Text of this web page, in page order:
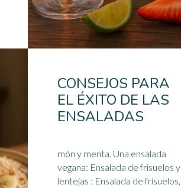
CONSEJOS PARA
EL ÉXITO DE LAS
ENSALADAS
món y menta. Una ensalada
vegana: Ensalada de frisuelos y
lentejas : Ensalada de frisuelos,